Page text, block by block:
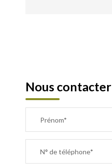
Nous contacter
Prénom*
N° de téléphone*